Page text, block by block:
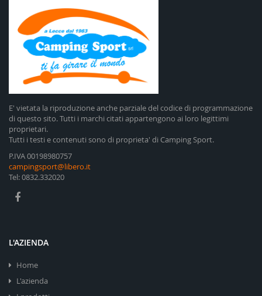
E' vietata la riproduzione anche parziale del codice di programmazione
di questo sito. Tutti i marchi citati appartengono ai loro legittimi
proprietari.
Tutti i testi e contenuti sono di proprieta' di Camping Sport.
P.IVA 00198980757
campingsport@libero.it
Tel: 0832.332020
L'AZIENDA
Home
L'azienda